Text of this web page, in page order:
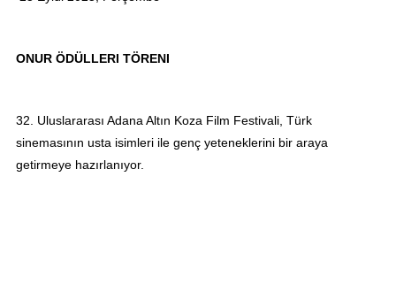
ONUR ÖDÜLLERI TÖRENI
32. Uluslararası Adana Altın Koza Film Festivali, Türk
sinemasının usta isimleri ile genç yeteneklerini bir araya
getirmeye hazırlanıyor.